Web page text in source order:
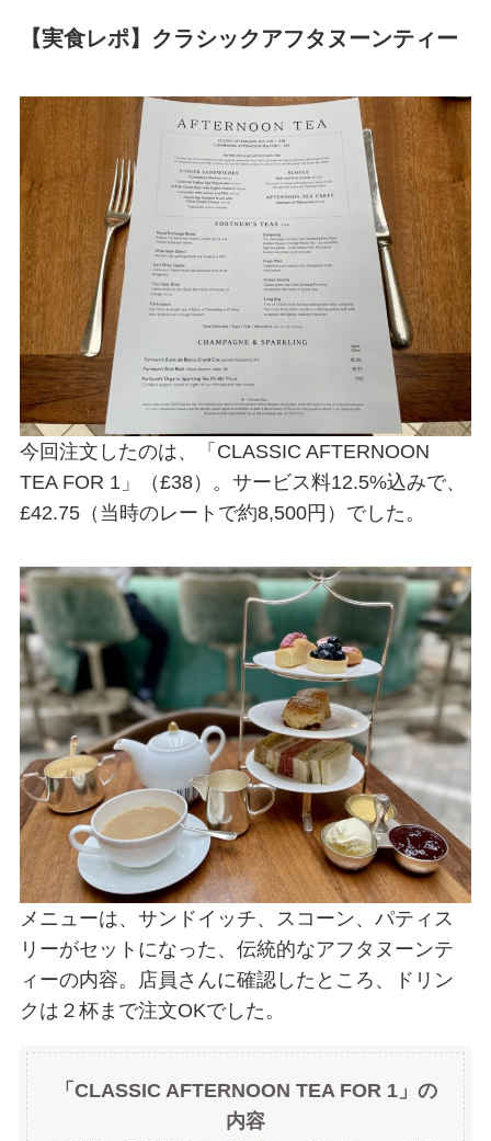
【実食レポ】クラシックアフタヌーンティー
今回注文したのは、「CLASSIC AFTERNOON
TEA FOR 1」（£38）。サービス料12.5%込みで、
£42.75（当時のレートで約8,500円）でした。
メニューは、サンドイッチ、スコーン、パティス
リーがセットになった、伝統的なアフタヌーンテ
ィーの内容。店員さんに確認したところ、ドリン
クは２杯まで注文OKでした。
「CLASSIC AFTERNOON TEA FOR 1」の
内容